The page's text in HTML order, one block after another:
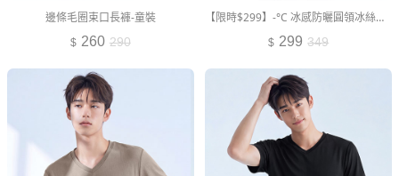
邊條毛圈束口長褲-童裝
260 290
【限時$299】-°C 冰感防曬圓領冰絲涼感T恤-男裝
299 349